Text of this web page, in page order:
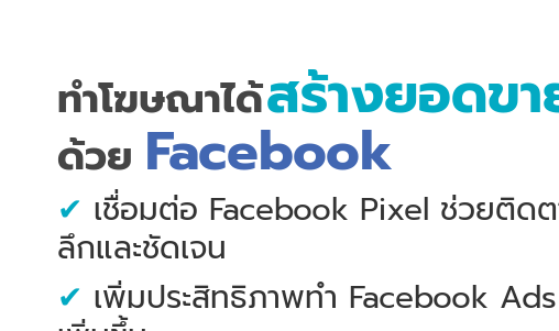
ทำโฆษณาได้สร้างยอดขา
ด้วย Facebook
✔ เชื่อมต่อ Facebook Pixel ช่วยติด
ลึกและชัดเจน
✔ เพิ่มประสิทธิภาพทำ Facebook